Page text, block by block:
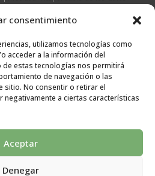
consentimiento
utilizamos tecnologías como
acceder a la información del
estas tecnologías nos permitirá
de navegación o las
sitio. No consentir o retirar el
negativamente a ciertas características
Aceptar
Denegar
a solicitudes del formulario |
expreso | Destinatario:
en cliente email) | Derechos: Tienes